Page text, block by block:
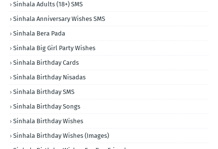
Sinhala Adults (18+) SMS
Sinhala Anniversary Wishes SMS
Sinhala Bera Pada
Sinhala Big Girl Party Wishes
Sinhala Birthday Cards
Sinhala Birthday Nisadas
Sinhala Birthday SMS
Sinhala Birthday Songs
Sinhala Birthday Wishes
Sinhala Birthday Wishes (Images)